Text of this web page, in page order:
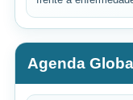
Agenda